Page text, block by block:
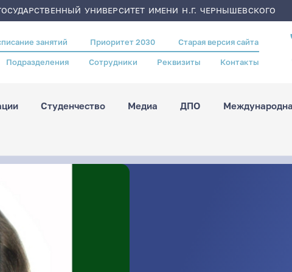
УНИВЕРСИТЕТ ИМЕНИ Н.Г. ЧЕРНЫШЕВСКОГО
занятий Приоритет 2030 Старая версия сайта
Подразделения Сотрудники Реквизиты Контакты
Студенчество Медиа ДПО